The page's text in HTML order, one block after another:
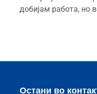
добијам работа, но
Остани во